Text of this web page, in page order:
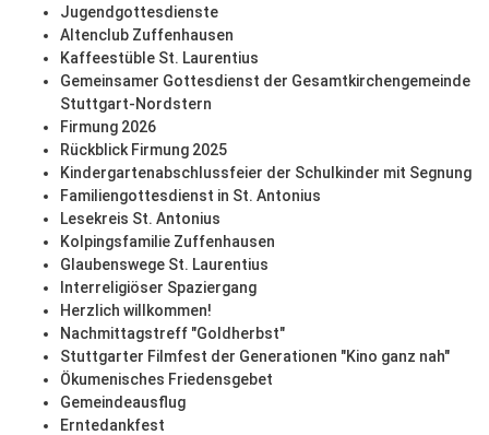
Jugendgottesdienste
Altenclub Zuffenhausen
Kaffeestüble St. Laurentius
Gemeinsamer Gottesdienst der Gesamtkirchengemeinde
Stuttgart-Nordstern
Firmung 2026
Rückblick Firmung 2025
Kindergartenabschlussfeier der Schulkinder mit Segnung
Familiengottesdienst in St. Antonius
Lesekreis St. Antonius
Kolpingsfamilie Zuffenhausen
Glaubenswege St. Laurentius
Interreligiöser Spaziergang
Herzlich willkommen!
Nachmittagstreff "Goldherbst"
Stuttgarter Filmfest der Generationen "Kino ganz nah"
Ökumenisches Friedensgebet
Gemeindeausflug
Erntedankfest